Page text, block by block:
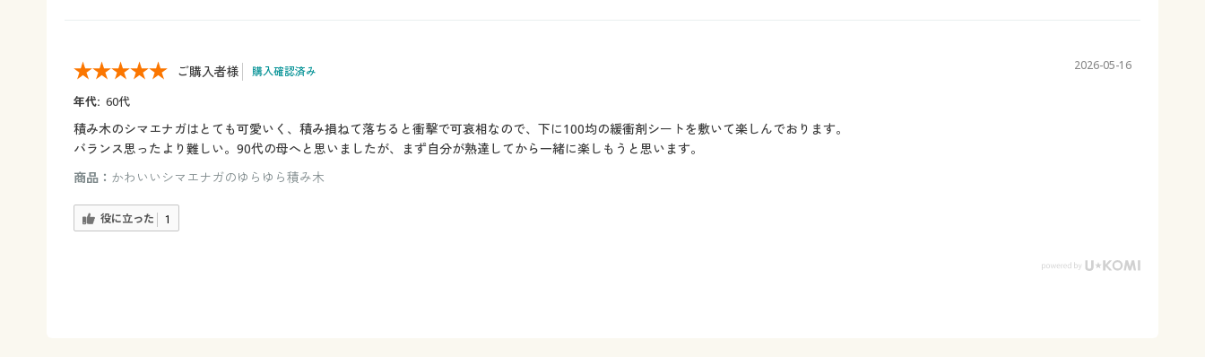
ご購入者様 購入確認済み 2026-05-16
年代: 60代
積み木のシマエナガはとても可愛いく、積み損ねて落ちると衝撃で可哀相なので、下に100均の緩衝剤シートを敷いて楽しんでおります。
バランス思ったより難しい。90代の母へと思いましたが、まず自分が熟達してから一緒に楽しもうと思います。
商品： かわいいシマエナガのゆらゆら積み木
役に立った 1